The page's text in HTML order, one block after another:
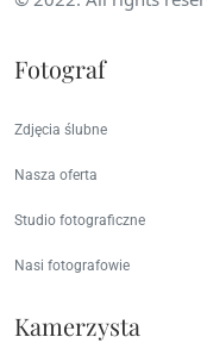
Fotograf
Zdjęcia ślubne
Nasza oferta
Studio fotograficzne
Nasi fotografowie
Kamerzysta